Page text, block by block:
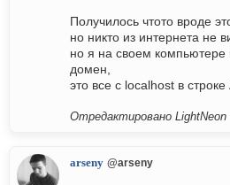
Получилось чтото вроде
но никто из интернета не
но я на своем компьютере
домен,
это все с localhost в
Отредактировано LightNeon
arseny @arseny